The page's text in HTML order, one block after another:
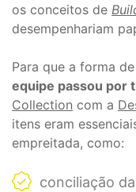
os conceitos de
desempenhariam
Para que a forma
equipe passou por
Collection com a
itens eram
empreitada, como:
conciliação